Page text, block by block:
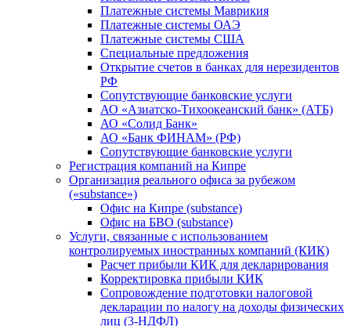
Платежные системы Маврикия
Платежные системы ОАЭ
Платежные системы США
Специальные предложения
Открытие счетов в банках для нерезидентов
РФ
Сопутствующие банковские услуги
АО «Азиатско-Тихоокеанский банк» (АТБ)
АО «Солид Банк»
АО «Банк ФИНАМ» (РФ)
Сопутствующие банковские услуги
Регистрация компаний на Кипре
Организация реального офиса за рубежом
(«substance»)
Офис на Кипре (substance)
Офис на БВО (substance)
Услуги, связанные с использованием
контролируемых иностранных компаний (КИК)
Расчет прибыли КИК для декларирования
Корректировка прибыли КИК
Сопровождение подготовки налоговой
декларации по налогу на доходы физических
лиц (3-НДФЛ)